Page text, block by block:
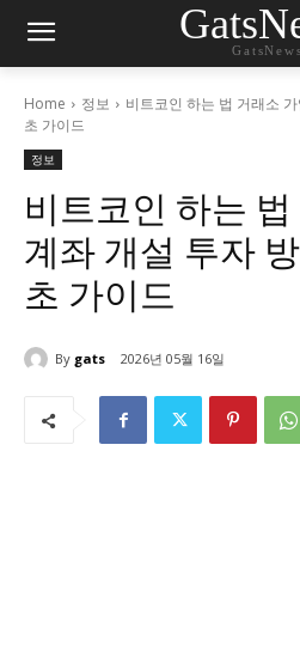
GatsNews
Home 정보
비트코인 하는 법 거래소
초 가이드
정보
비트코인 하는
계좌 개설 투자
초 가이드
By gats 2026년 05월 16일